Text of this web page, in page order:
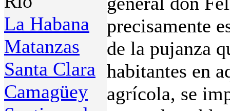
La Habana
Matanzas
Santa Clara
Camagüey
precisamente
de la pujanza
habitantes en
agrícola, se